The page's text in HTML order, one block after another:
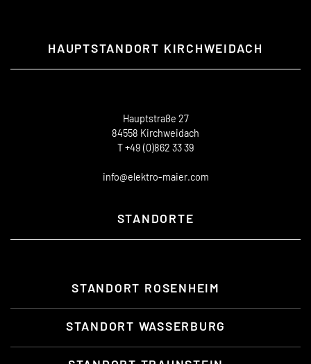
HAUPTSTANDORT KIRCHWEIDACH
Hauptstraße 27
84558 Kirchweidach
T +49 (0)862 33 39
info@elektro-maier.com
STANDORTE
STANDORT ROSENHEIM
STANDORT WASSERBURG